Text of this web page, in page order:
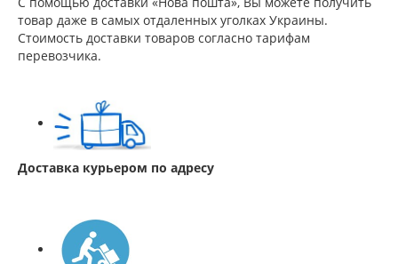
товар даже в самых отдаленных уголках Украины.
Стоимость доставки товаров согласно тарифам
перевозчика.
Доставка курьером по адресу